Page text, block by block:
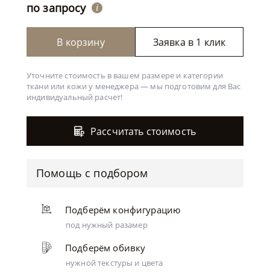
по запросу i
В корзину Заявка в 1 клик
Уточните стоимость в вашем размере и категории
ткани или кожи у менеджера — мы подготовим для Вас
индивидуальный расчет!
Рассчитать стоимость
Помощь с подбором
Подберём конфигурацию
под нужный разамер
Подберём обивку
нужной текстуры и цвета